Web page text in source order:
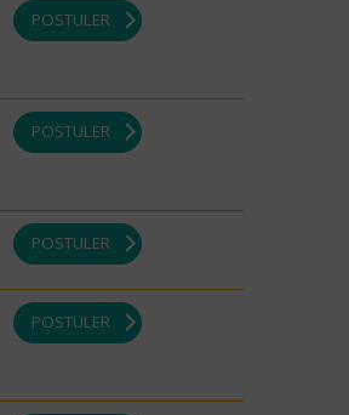
POSTULER
POSTULER
POSTULER
POSTULER